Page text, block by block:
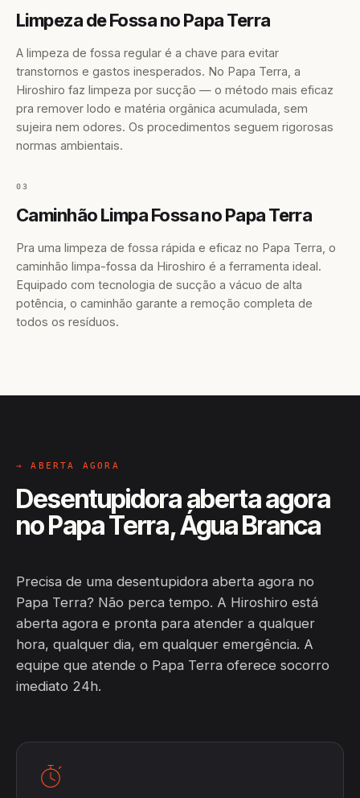
Limpeza de Fossa no Papa Terra
A limpeza de fossa regular é a chave para evitar
transtornos e gastos inesperados. No Papa Terra, a
Hiroshiro faz limpeza por sucção — o método mais eficaz
pra remover lodo e matéria orgânica acumulada, sem
sujeira nem odores. Os procedimentos seguem rigorosas
normas ambientais.
03
Caminhão Limpa Fossa no Papa Terra
Pra uma limpeza de fossa rápida e eficaz no Papa Terra, o
caminhão limpa-fossa da Hiroshiro é a ferramenta ideal.
Equipado com tecnologia de sucção a vácuo de alta
potência, o caminhão garante a remoção completa de
todos os resíduos.
→ ABERTA AGORA
Desentupidora aberta agora
no Papa Terra, Água Branca
Precisa de uma desentupidora aberta agora no
Papa Terra? Não perca tempo. A Hiroshiro está
aberta agora e pronta para atender a qualquer
hora, qualquer dia, em qualquer emergência. A
equipe que atende o Papa Terra oferece socorro
imediato 24h.